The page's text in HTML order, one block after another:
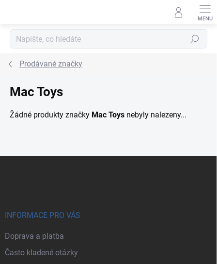
Hledat
Prodávané značky
Mac Toys
Žádné produkty značky Mac Toys nebyly nalezeny...
INFORMACE PRO VÁS
Doprava a platba
Často kladené otázky